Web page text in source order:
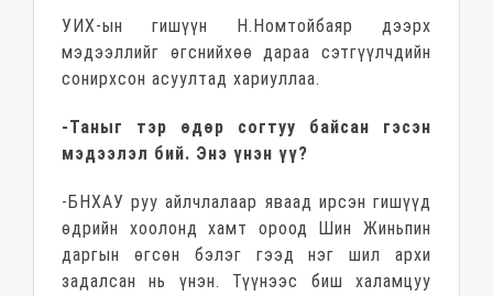
УИХ-ын гишүүн Н.Номтойбаяр дээрх
мэдээллийг өгснийхөө дараа сэтгүүлчдийн
сонирхсон асуултад хариуллаа.
-Таныг тэр өдөр согтуу байсан гэсэн
мэдээлэл бий. Энэ үнэн үү?
-БНХАУ руу айлчлалаар яваад ирсэн гишүүд
өдрийн хоолонд хамт ороод Шин Жиньпин
даргын өгсөн бэлэг гээд нэг шил архи
задалсан нь үнэн. Түүнээс биш халамцуу